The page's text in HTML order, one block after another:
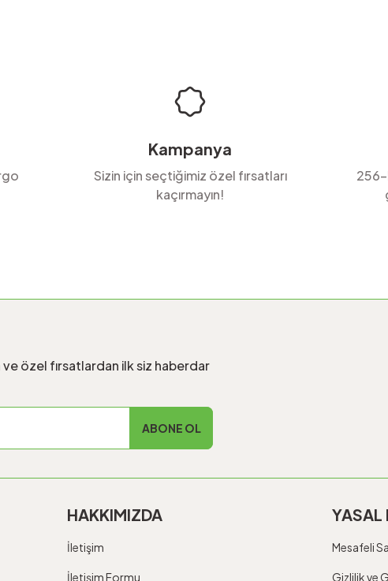
Kampanya
Sizin için seçtiğimiz özel fırsatları
kaçırmayın!
256-
özel fırsatlardan ilk siz haberdar
ABONE OL
HAKKIMIZDA
İletişim
İletişim Formu
YASAL
Mesafeli
Gizlilik ve